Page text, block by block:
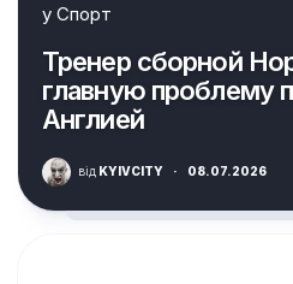
у Спорт
Тренер сборной
главную проблему
Англией
від KYIVCITY · 08.07.2026